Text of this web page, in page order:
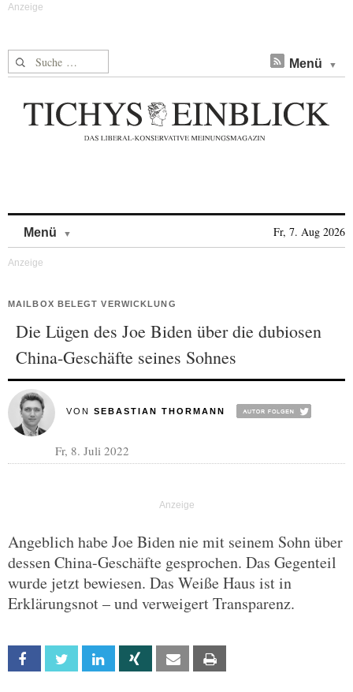
Suche nach: Menü
Menü Fr, 7. Aug 2026
MAILBOX BELEGT VERWICKLUNG
Die Lügen des Joe Biden über die dubiosen
China-Geschäfte seines Sohnes
VON SEBASTIAN THORMANN
Fr, 8. Juli 2022
Angeblich habe Joe Biden nie mit seinem Sohn über
dessen China-Geschäfte gesprochen. Das Gegenteil
wurde jetzt bewiesen. Das Weiße Haus ist in
Erklärungsnot – und verweigert Transparenz.
Facebook Twitter Linkedin Xing Email